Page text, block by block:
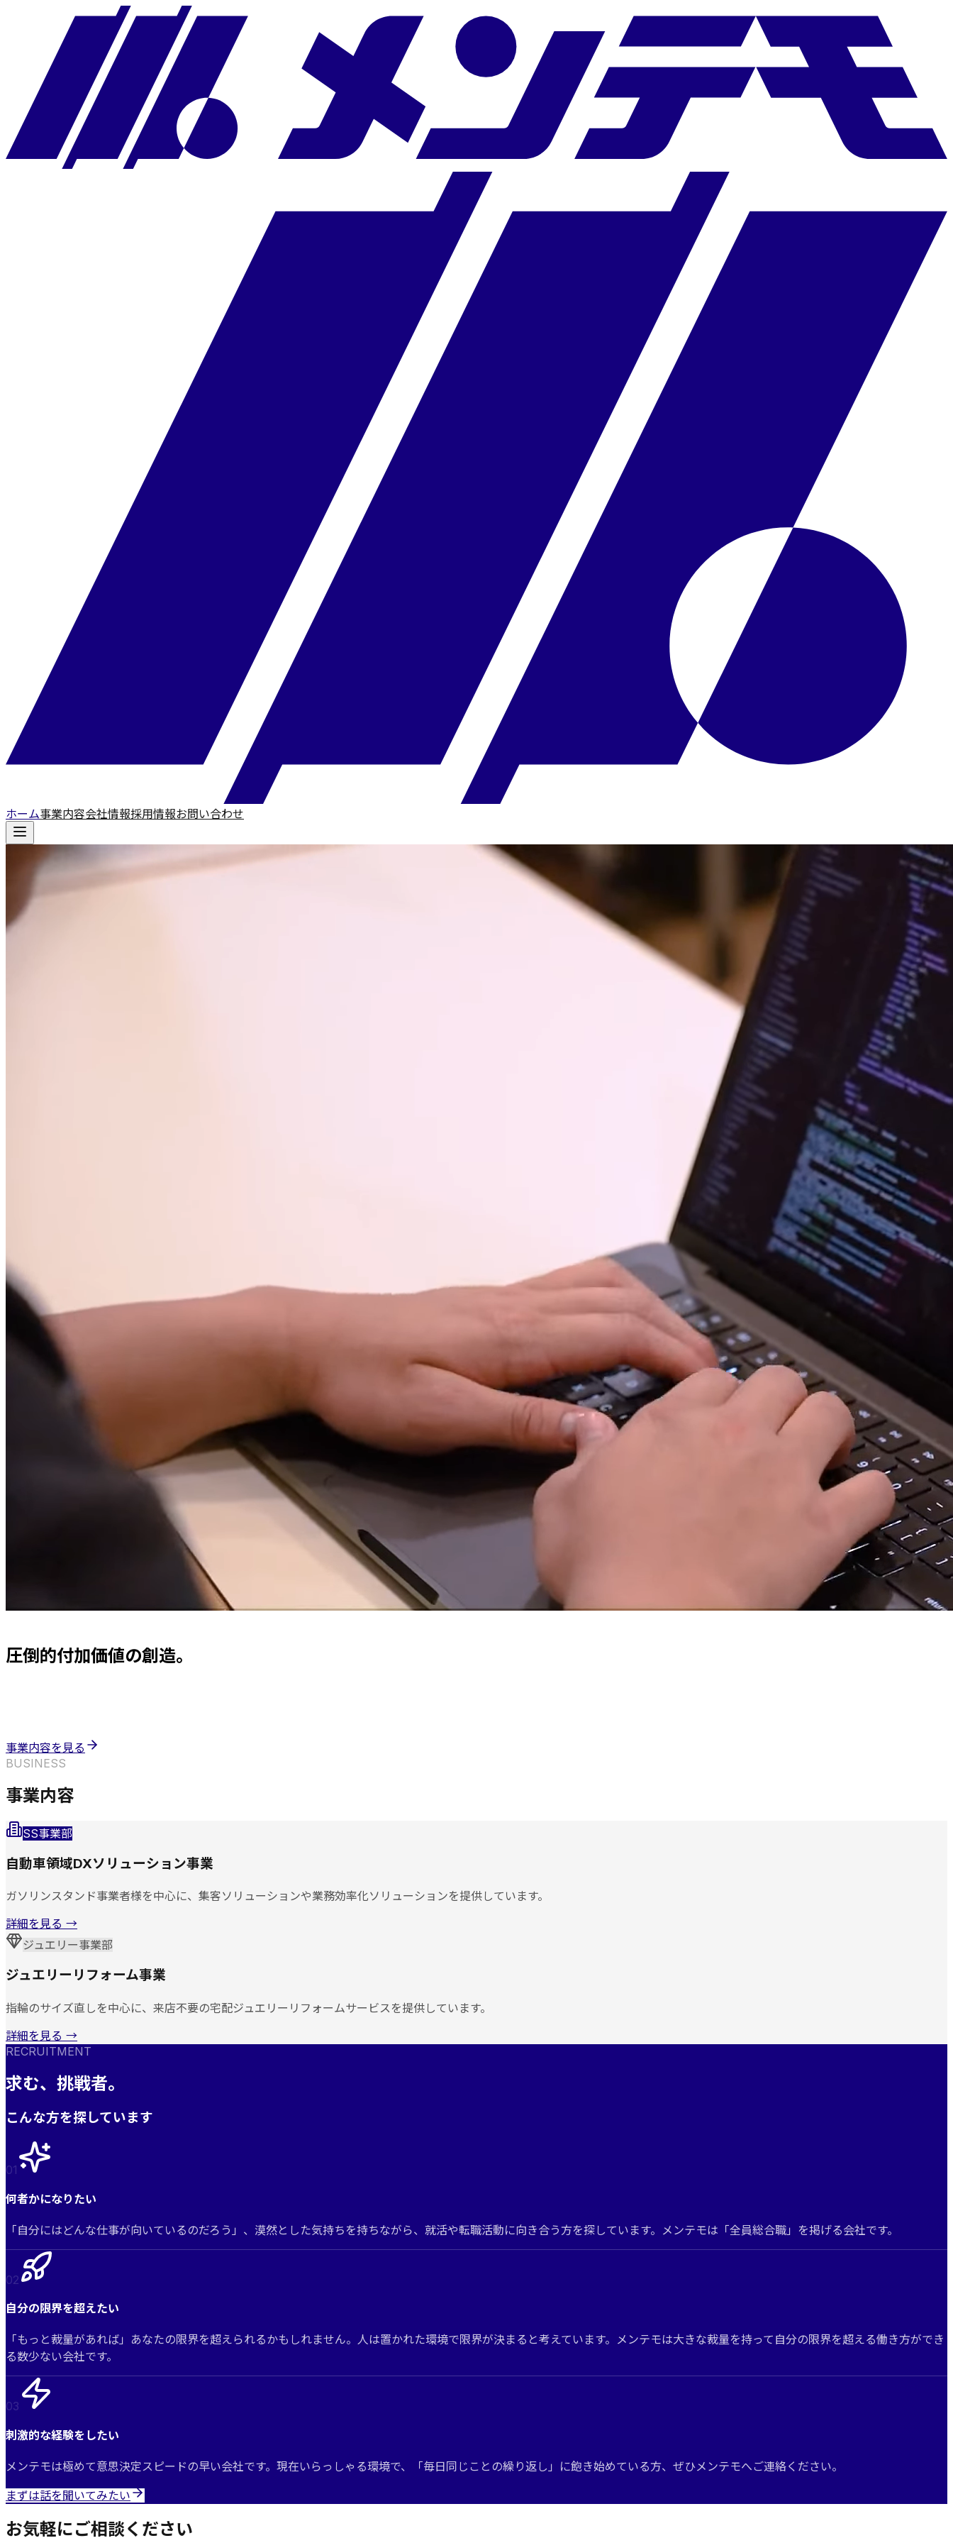
ホーム事業内容会社情報採用情報お問い合わせ
圧倒的付加価値の創造。
事業内容を見る
BUSINESS
事業内容
SS事業部
自動車領域DXソリューション事業
ガソリンスタンド事業者様を中心に、集客ソリューションや業務効率化ソリューションを提供しています。
詳細を見る →
ジュエリー事業部
ジュエリーリフォーム事業
指輪のサイズ直しを中心に、来店不要の宅配ジュエリーリフォームサービスを提供しています。
詳細を見る →
RECRUITMENT
求む、挑戦者。
こんな方を探しています
01
何者かになりたい
「自分にはどんな仕事が向いているのだろう」、漠然とした気持ちを持ちながら、就活や転職活動に向き合う方を探しています。メンテモは「全員総合職」を掲げる会社です。
02
自分の限界を超えたい
「もっと裁量があれば」あなたの限界を超えられるかもしれません。人は置かれた環境で限界が決まると考えています。メンテモは大きな裁量を持って自分の限界を超える働き方ができ
る数少ない会社です。
03
刺激的な経験をしたい
メンテモは極めて意思決定スピードの早い会社です。現在いらっしゃる環境で、「毎日同じことの繰り返し」に飽き始めている方、ぜひメンテモへご連絡ください。
まずは話を聞いてみたい
お気軽にご相談ください